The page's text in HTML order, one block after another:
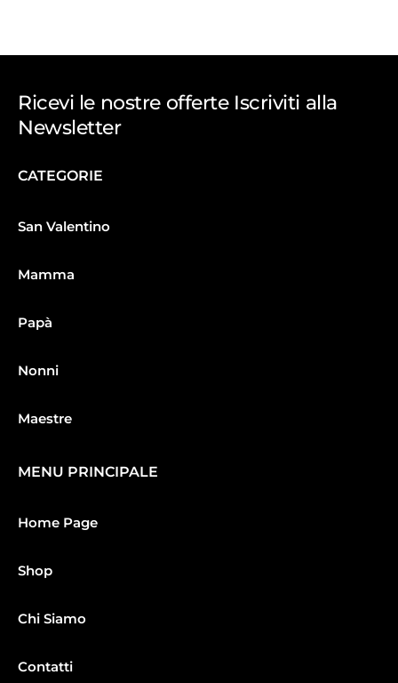
Ricevi le nostre offerte Iscriviti alla
Newsletter
CATEGORIE
San Valentino
Mamma
Papà
Nonni
Maestre
MENU PRINCIPALE
Home Page
Shop
Chi Siamo
Contatti